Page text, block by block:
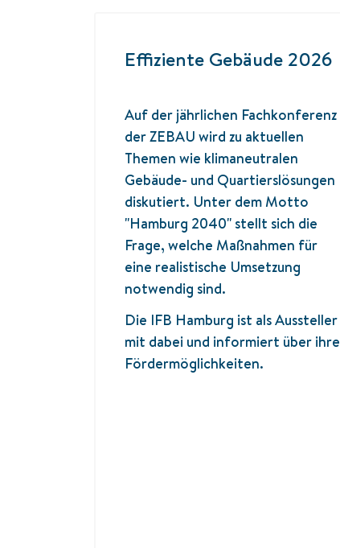
Effiziente Gebäude 2026
Auf der jährlichen Fachkonferenz
der ZEBAU wird zu aktuellen
Themen wie klimaneutralen
Gebäude- und Quartierslösungen
diskutiert. Unter dem Motto
"Hamburg 2040" stellt sich die
Frage, welche Maßnahmen für
eine realistische Umsetzung
notwendig sind.
Die IFB Hamburg ist als Aussteller
mit dabei und informiert über ihre
Fördermöglichkeiten.